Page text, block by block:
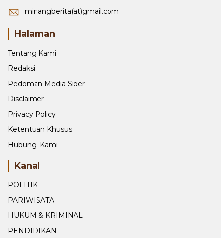
minangberita(at)gmail.com
Halaman
Tentang Kami
Redaksi
Pedoman Media Siber
Disclaimer
Privacy Policy
Ketentuan Khusus
Hubungi Kami
Kanal
POLITIK
PARIWISATA
HUKUM & KRIMINAL
PENDIDIKAN